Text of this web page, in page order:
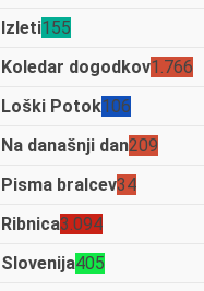
Izleti155
Koledar dogodkov1.766
Loški Potok106
Na današnji dan209
Pisma bralcev34
Ribnica3.094
Slovenija405